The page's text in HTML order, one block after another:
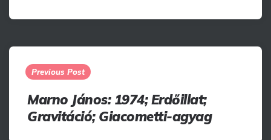
Post
navigation
Previous Post
Marno János: 1974; Erdőillat;
Gravitáció; Giacometti-agyag